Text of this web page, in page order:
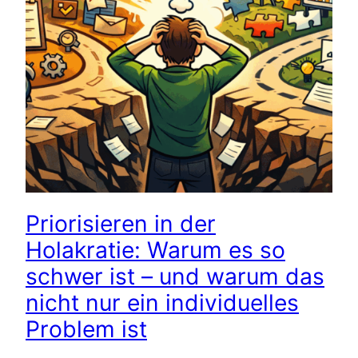
Priorisieren in der
Holakratie: Warum es so
schwer ist – und warum das
nicht nur ein individuelles
Problem ist